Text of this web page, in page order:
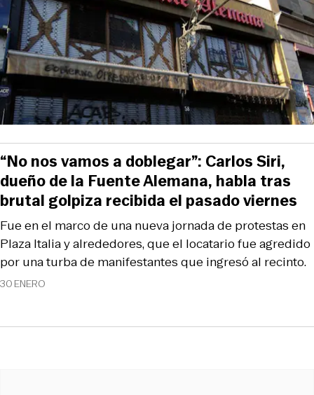
30 ENERO
Fue en el marco de una nueva jornada de protestas en
Plaza Italia y alrededores, que el locatario fue agredido
por una turba de manifestantes que ingresó al recinto.
“No nos vamos a doblegar”: Carlos Siri,
dueño de la Fuente Alemana, habla tras
brutal golpiza recibida el pasado viernes